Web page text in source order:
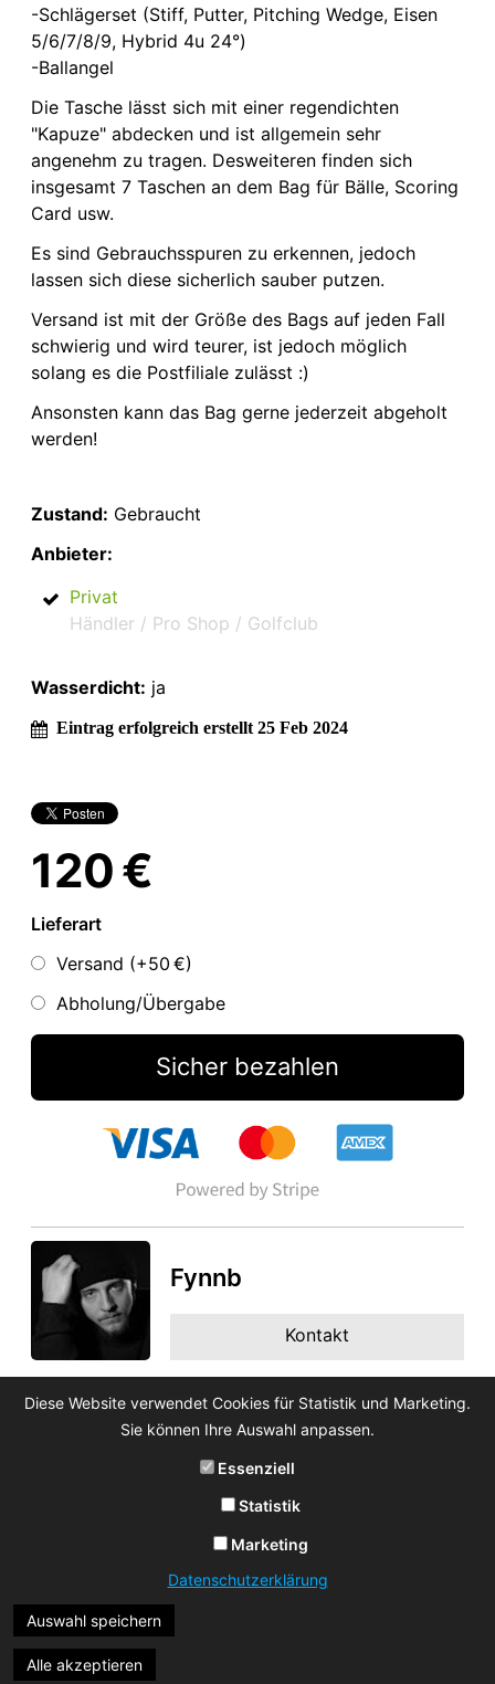
-Schlägerset (Stiff, Putter, Pitching Wedge, Eisen
5/6/7/8/9, Hybrid 4u 24°)
-Ballangel
Die Tasche lässt sich mit einer regendichten
"Kapuze" abdecken und ist allgemein sehr
angenehm zu tragen. Desweiteren finden sich
insgesamt 7 Taschen an dem Bag für Bälle, Scoring
Card usw.
Es sind Gebrauchsspuren zu erkennen, jedoch
lassen sich diese sicherlich sauber putzen.
Versand ist mit der Größe des Bags auf jeden Fall
schwierig und wird teurer, ist jedoch möglich
solang es die Postfiliale zulässt :)
Ansonsten kann das Bag gerne jederzeit abgeholt
werden!
Zustand: Gebraucht
Anbieter:
Privat
Händler / Pro Shop / Golfclub
Wasserdicht: ja
Eintrag erfolgreich erstellt 25 Feb 2024
120 €
Lieferart
Versand (+50 €)
Abholung/Übergabe
Sicher bezahlen
Fynnb
Kontakt
Diese Website verwendet Cookies für Statistik und Marketing.
Sie können Ihre Auswahl anpassen.
Essenziell
Statistik
Marketing
Datenschutzerklärung
Auswahl speichern
Alle akzeptieren